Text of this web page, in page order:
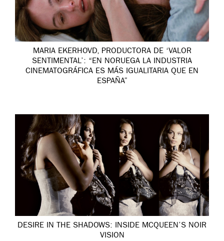
MARIA EKERHOVD, PRODUCTORA DE ‘VALOR
SENTIMENTAL’: “EN NORUEGA LA INDUSTRIA
CINEMATOGRÁFICA ES MÁS IGUALITARIA QUE EN
ESPAÑA”
DESIRE IN THE SHADOWS: INSIDE MCQUEEN’S NOIR
VISION